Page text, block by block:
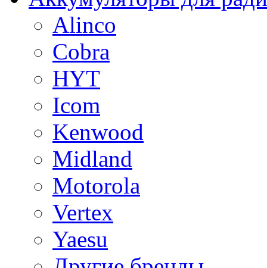
Alinco
Cobra
HYT
Icom
Kenwood
Midland
Motorola
Vertex
Yaesu